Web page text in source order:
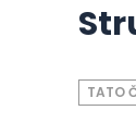
TATO